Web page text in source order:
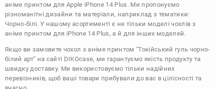
аніме принтом для Apple iPhone 14 Plus. Ми пропонуємо
різноманітні дизайни та матеріали, наприклад з тематики:
Чорно-білі. У нашому асортименті є не тільки моделі чохлів з
аніме принтом для iPhone 14 Plus, а й для інших моделей.
Якщо ви замовите чохол з аніме принтом "Токійський гуль чорно-
білий арт" на сайті DIKOcase, ми гарантуємо якість продукту та
швидку доставку. Ми використовуємо тільки надійних
перевізників, щоб ваші товари прибували до вас в цілісності та